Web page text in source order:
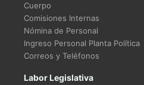
Cuerpo
Comisiones Internas
Nómina de Personal
Ingreso Personal Planta Política
Correos y Teléfonos
Labor Legislativa